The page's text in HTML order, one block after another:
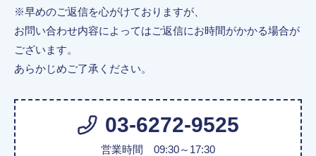
※早めのご返信を心がけておりますが、
お問い合わせ内容によってはご返信にお時間がかかる場合が
ございます。
あらかじめご了承ください。
03-6272-9525
営業時間 09:30～17:30